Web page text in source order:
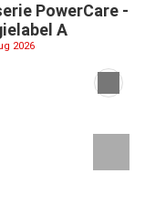
PowerCare -
A
2026